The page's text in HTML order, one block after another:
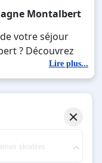
Montalbert
votre séjour
? Découvrez
pour skier
Fermez les
Location Plagne
sur les pistes
Pour un week-
Lire plus...
skiables